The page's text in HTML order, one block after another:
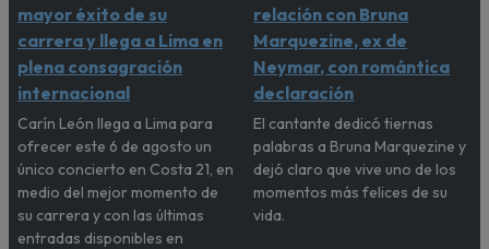
mayor éxito de su
carrera y llega a Lima en
plena consagración
internacional
Carín León llega a Lima para
ofrecer este 6 de agosto un
único concierto en Costa 21, en
medio del mejor momento de
su carrera y con las últimas
entradas disponibles en
relación con Bruna
Marquezine, ex de
Neymar, con romántica
declaración
El cantante dedicó tiernas
palabras a Bruna Marquezine y
dejó claro que vive uno de los
momentos más felices de su
vida.